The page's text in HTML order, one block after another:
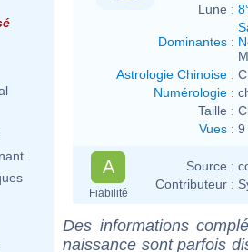
Lune :
Dominantes :
Astrologie Chinoise :
Numérologie :
Taille :
Vues : 9
A
Fiabilité
Source :
Contributeur :
Des informations
naissance sont parfois